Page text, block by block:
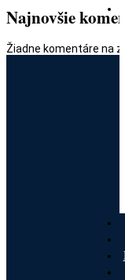
Najnovšie
Žiadne komentáre na